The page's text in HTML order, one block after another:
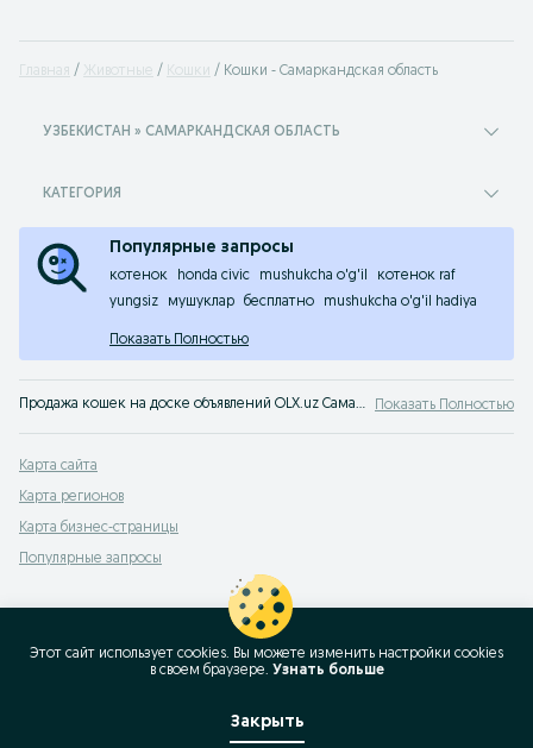
Главная Животные Кошки Кошки - Самаркандская область
УЗБЕКИСТАН » САМАРКАНДСКАЯ ОБЛАСТЬ
КАТЕГОРИЯ
Популярные запросы
котенок honda civic mushukcha o'g'il
котенок raf
yungsiz
мушуклар бесплатно mushukcha o'g'il hadiya
Показать Полностью
Продажа кошек на доске объявлений OLX.uz Самаркандская область. Заведи себе друга! Покупай котенка на OLX (ранее Torg)! Показать Полностью
Карта сайта
Карта регионов
Карта бизнес-страницы
Популярные запросы
Этот сайт использует cookies. Вы можете изменить настройки cookies
в своeм браузере. Узнать больше
Закрыть